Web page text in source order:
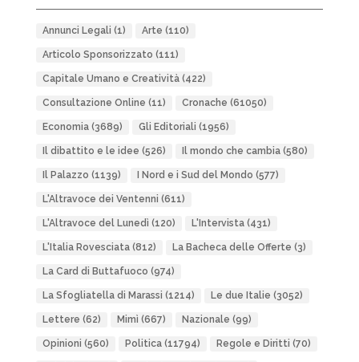
Annunci Legali (1) Arte (110)
Articolo Sponsorizzato (111)
Capitale Umano e Creatività(422)
Consultazione Online (11) Cronache (61050)
Economia(3689) Gli Editoriali (1956)
Il dibattito e le idee (526) Il mondo che cambia(580)
Il Palazzo (1139) I Nord e i Sud del Mondo (577)
L'Altravoce dei Ventenni (611)
L'Altravoce del Lunedì (120) L'Intervista(431)
L'Italia Rovesciata(812) La Bacheca delle Offerte (3)
La Card di Buttafuoco (974)
La Sfogliatella di Marassi (1214) Le due Italie (3052)
Lettere (62) Mimì (667) Nazionale (99)
Opinioni (560) Politica(11794) Regole e Diritti (70)